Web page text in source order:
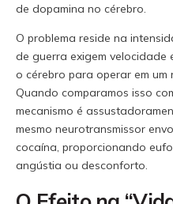
de dopamina no cérebro.
O problema reside na
de guerra exigem velocidade
o cérebro para operar em um
Quando comparamos isso
mecanismo é
mesmo neurotransmissor
cocaína, proporcionando
angústia ou desconforto.